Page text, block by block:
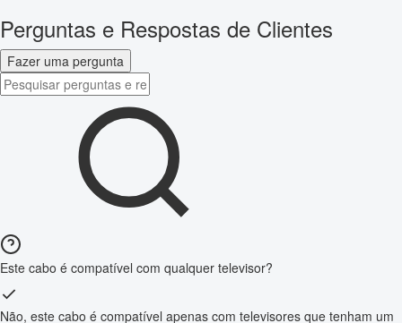
Perguntas e Respostas de Clientes
Fazer uma pergunta
Este cabo é compatível com qualquer televisor?
Não, este cabo é compatível apenas com televisores que tenham um